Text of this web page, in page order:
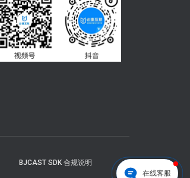
BJCAST SDK 合规说明
在线客服